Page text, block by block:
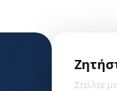
Στείλτε